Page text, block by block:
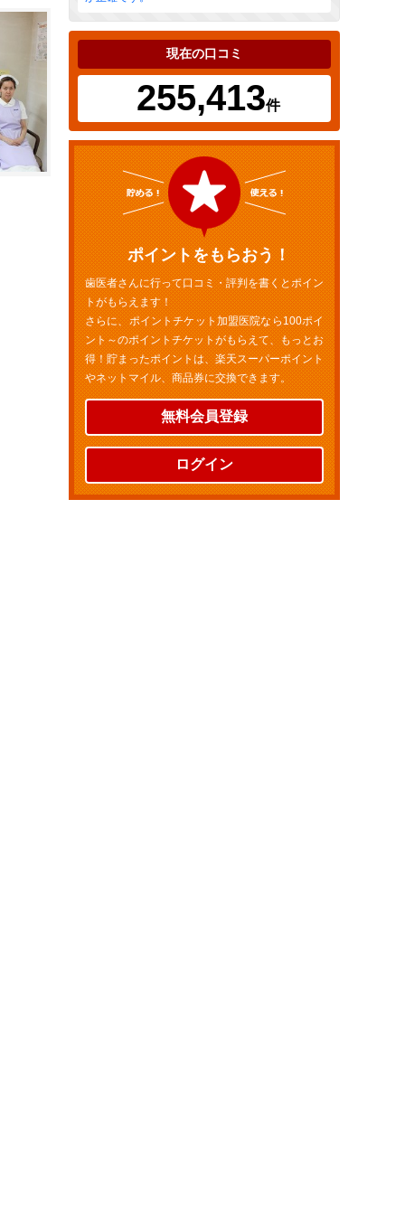
現在の口コミ
255,413件
ポイントをもらおう！
歯医者さんに行って口コミ・評判を書くとポイン
トがもらえます！
さらに、ポイントチケット加盟医院なら100ポイ
ント～のポイントチケットがもらえて、もっとお
得！貯まったポイントは、楽天スーパーポイント
やネットマイル、商品券に交換できます。
無料会員登録
ログイン